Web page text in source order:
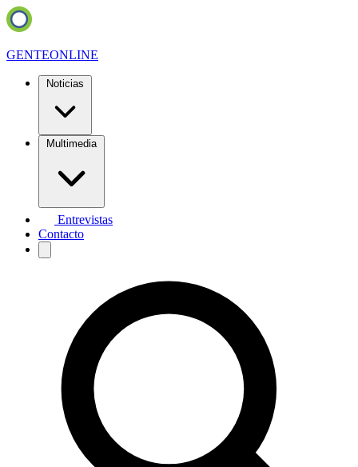
GENTEONLINE
Noticias
Multimedia
Entrevistas
Contacto